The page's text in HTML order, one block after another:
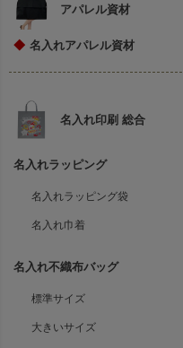
アパレル資材
◆ 名入れアパレル資材
名入れ印刷 総合
名入れラッピング
名入れラッピング袋
名入れ巾着
名入れ不織布バッグ
標準サイズ
大きいサイズ